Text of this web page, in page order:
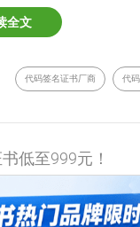
全文
代码签名证书厂商 代
低至999元！